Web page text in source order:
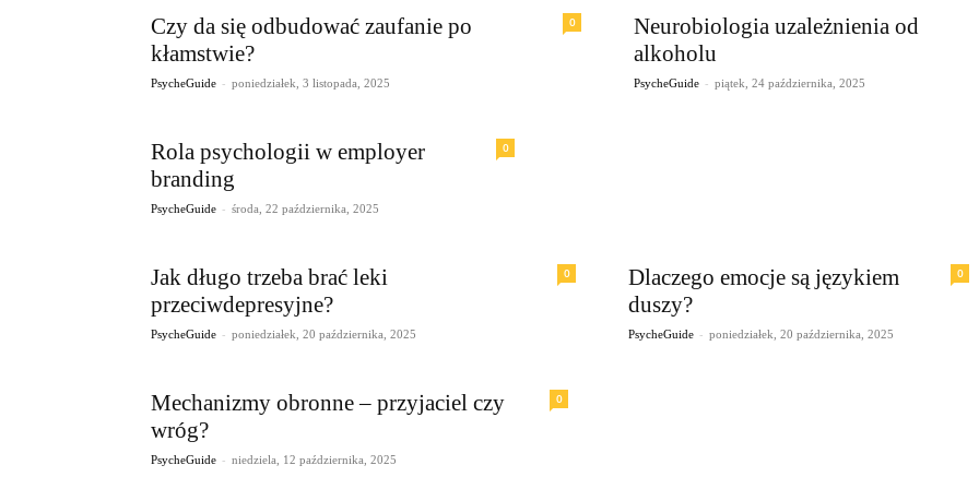
0
Czy da się odbudować zaufanie po
kłamstwie?
PsycheGuide - poniedziałek, 3 listopada, 2025
Neurobiologia uzależnienia od
alkoholu
PsycheGuide - piątek, 24 października, 2025
0
Rola psychologii w employer
branding
PsycheGuide - środa, 22 października, 2025
0
Jak długo trzeba brać leki
przeciwdepresyjne?
PsycheGuide - poniedziałek, 20 października, 2025
0
Dlaczego emocje są językiem
duszy?
PsycheGuide - poniedziałek, 20 października, 2025
0
Mechanizmy obronne – przyjaciel czy
wróg?
PsycheGuide - niedziela, 12 października, 2025